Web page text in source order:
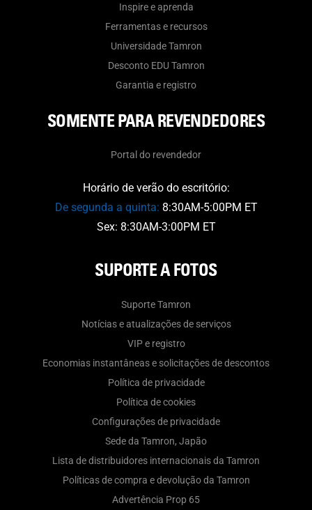
Inspire e aprenda
Ferramentas e recursos
Universidade Tamron
Desconto EDU Tamron
Garantia e registro
SOMENTE PARA REVENDEDORES
Portal do revendedor
Horário de verão do escritório:
De segunda a quinta: 8:30AM-5:00PM ET
Sex: 8:30AM-3:00PM ET
SUPORTE A FOTOS
Suporte Tamron
Notícias e atualizações de serviços
VIP e registro
Economias instantâneas e solicitações de descontos
Política de privacidade
Política de cookies
Configurações de privacidade
Sede da Tamron, Japão
Lista de distribuidores internacionais da Tamron
Políticas de compra e devolução da Tamron
Advertência Prop 65